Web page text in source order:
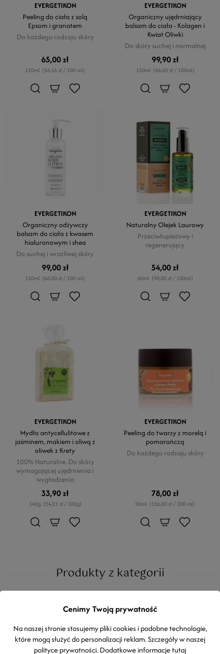
EVERGETIKON
Peeling do ciała z solą
Epsom i granatem
Do każdego rodzaju skóry
65,00 zł
120ml (54,16 zł / 100 ml)
EVERGETIKON
Organiczny ujędrniający
balsam do ciała - Kolagen i
Kwiat Oliwki
Do skóry suchej i normalnej
99,90 zł
150ml (66,60 zł / 100ml)
EVERGETIKON
Organiczny odżywczy
balsam do ciała z kwasem
hialuronowym i shea
Do suchej i wrażliwej skóry
99,00 zł
150ml (66,00 zł / 100 ml)
EVERGETIKON
Naturalny Olejek Laurowy
Przeciwłupieżowy i
regenerujący
54,00 zł
60ml (90,00 zł / 100ml)
EVERGETIKON
Mydło antycellulitowe z
jaśminem, makiem i oliwą z
oliwek z Krety
100% Naturalne. Do skóry
wymagającej ujędrnienia i
wygładzenia
33,90 zł
140g (24,21 zł / 100g)
EVERGETIKON
Peeling do twarzy z morelą i
pomarańczą
Do każdego rodzaju skóry
78,00 zł
50ml (156,00 zł / 100 ml)
Produkty z kategorii
Cenimy Twoją prywatność
Na naszej stronie stosujemy pliki cookies i podobne technologie,
które mogą służyć do personalizacji reklam. Szczegóły w naszej
polityce prywatności. Dodatkowe informacjetutaj